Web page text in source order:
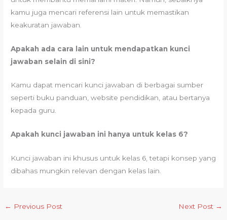
kamu juga mencari referensi lain untuk memastikan
keakuratan jawaban.
Apakah ada cara lain untuk mendapatkan kunci
jawaban selain di sini?
Kamu dapat mencari kunci jawaban di berbagai sumber
seperti buku panduan, website pendidikan, atau bertanya
kepada guru.
Apakah kunci jawaban ini hanya untuk kelas 6?
Kunci jawaban ini khusus untuk kelas 6, tetapi konsep yang
dibahas mungkin relevan dengan kelas lain.
← Previous Post Next Post →